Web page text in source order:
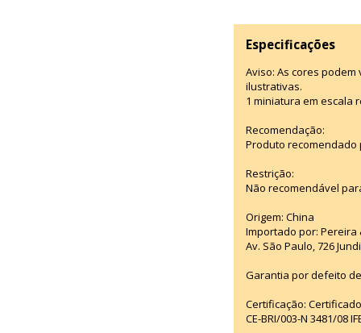
Especificações
Aviso: As cores
ilustrativas.
1 miniatura em escala
Recomendação:
Produto recomendado
Restrição:
Não recomendável
Origem: China
Importado por: Pereira
Av. São Paulo, 726
Garantia por defeito
Certificação:
CE-BRI/003-N 3481/08